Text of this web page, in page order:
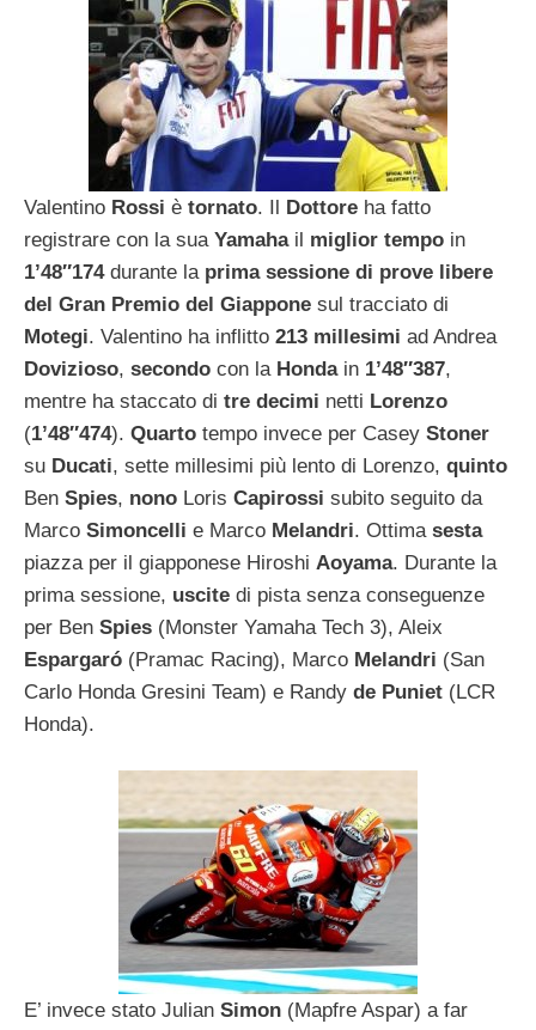
Valentino Rossi è tornato. Il Dottore ha fatto
registrare con la sua Yamahail miglior tempo in
1’48″174durante la prima sessione di prove libere
del Gran Premio del Giappone sul tracciato di
Motegi. Valentino ha inflitto 213 millesimi ad Andrea
Dovizioso, secondo con la Hondain 1’48″387,
mentre ha staccato di tre decimi netti Lorenzo
(1’48″474). Quarto tempo invece per Casey Stoner
su Ducati, sette millesimi più lento di Lorenzo, quinto
Ben Spies, nono Loris Capirossi subito seguito da
Marco Simoncelli e Marco Melandri. Ottima sesta
piazza per il giapponese Hiroshi Aoyama. Durante la
prima sessione, uscite di pista senza conseguenze
per Ben Spies (Monster Yamaha Tech 3), Aleix
Espargaró (Pramac Racing), Marco Melandri (San
Carlo Honda Gresini Team) e Randy de Puniet (LCR
Honda).
E’ invece stato Julian Simon (Mapfre Aspar) a far